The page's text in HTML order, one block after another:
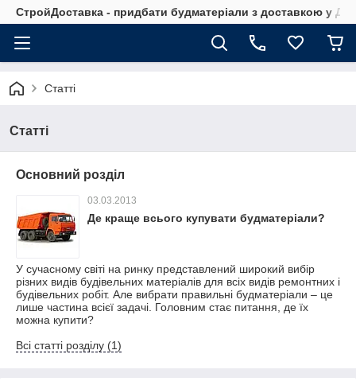
СтройДоставка - придбати будматеріали з доставкою у
Статті
Статті
Основний розділ
03.03.2013
Де краще всього купувати будматеріали?
У сучасному світі на ринку представлений широкий вибір
різних видів будівельних матеріалів для всіх видів ремонтних і
будівельних робіт. Але вибрати правильні будматеріали – це
лише частина всієї задачі. Головним стає питання, де їх
можна купити?
Всі статті розділу (1)